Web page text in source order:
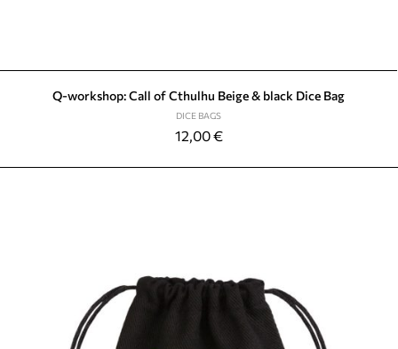
Q-workshop: Call of Cthulhu Beige & black Dice Bag
DICE BAGS
12,00€